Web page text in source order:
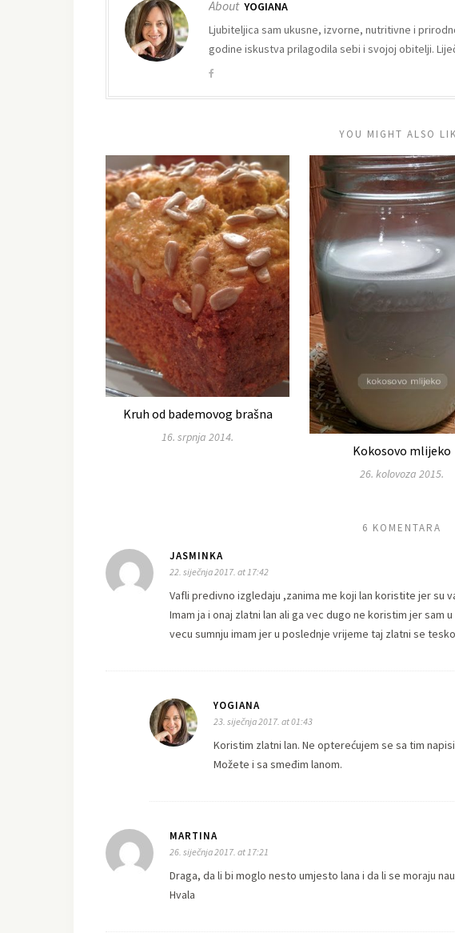
About YOGIANA
Ljubiteljica sam ukusne, izvorne, nutritivne i
godine iskustva prilagodila sebi i svojoj obitelji.
YOU MIGHT ALSO
Kruh od bademovog brašna
16. srpnja 2014.
Kokosovo mlijeko
26. kolovoza 2015.
6 KOMENTARA
JASMINKA
22. siječnja 2017. at 17:42
Vafli predivno izgledaju ,zanima me koji lan koristite jer su
Imam ja i onaj zlatni lan ali ga vec dugo ne koristim jer sam
vecu sumnju imam jer u poslednje vrijeme taj zlatni se
YOGIANA
23. siječnja 2017. at 01:43
Koristim zlatni lan. Ne opterećujem se sa tim
Možete i sa smeđim lanom.
MARTINA
26. siječnja 2017. at 17:21
Draga, da li bi moglo nesto umjesto lana i da li se moraju
Hvala